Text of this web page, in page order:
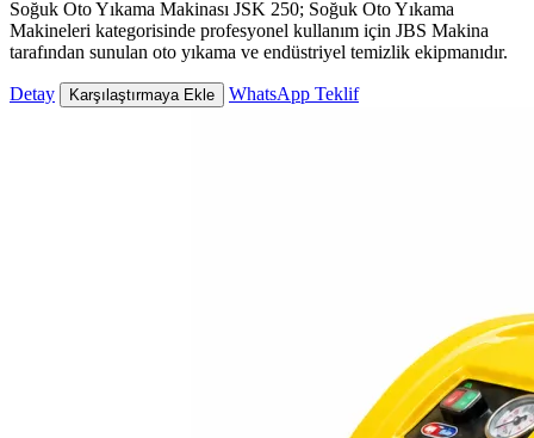
Soğuk Oto Yıkama Makinası JSK 250; Soğuk Oto Yıkama
Makineleri kategorisinde profesyonel kullanım için JBS Makina
tarafından sunulan oto yıkama ve endüstriyel temizlik ekipmanıdır.
Detay Karşılaştırmaya Ekle WhatsApp Teklif